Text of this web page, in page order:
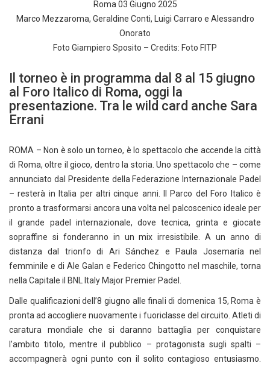
Roma 03 Giugno 2025
Marco Mezzaroma, Geraldine Conti, Luigi Carraro e Alessandro
Onorato
Foto Giampiero Sposito – Credits: Foto FITP
Il torneo è in programma dal 8 al 15 giugno
al Foro Italico di Roma, oggi la
presentazione. Tra le wild card anche Sara
Errani
ROMA – Non è solo un torneo, è lo spettacolo che accende la città
di Roma, oltre il gioco, dentro la storia. Uno spettacolo che – come
annunciato dal Presidente della Federazione Internazionale Padel
– resterà in Italia per altri cinque anni. Il Parco del Foro Italico è
pronto a trasformarsi ancora una volta nel palcoscenico ideale per
il grande padel internazionale, dove tecnica, grinta e giocate
sopraffine si fonderanno in un mix irresistibile. A un anno di
distanza dal trionfo di Ari Sánchez e Paula Josemaría nel
femminile e di Ale Galan e Federico Chingotto nel maschile, torna
nella Capitale il BNL Italy Major Premier Padel.
Dalle qualificazioni dell’8 giugno alle finali di domenica 15, Roma è
pronta ad accogliere nuovamente i fuoriclasse del circuito. Atleti di
caratura mondiale che si daranno battaglia per conquistare
l’ambito titolo, mentre il pubblico – protagonista sugli spalti –
accompagnerà ogni punto con il solito contagioso entusiasmo.